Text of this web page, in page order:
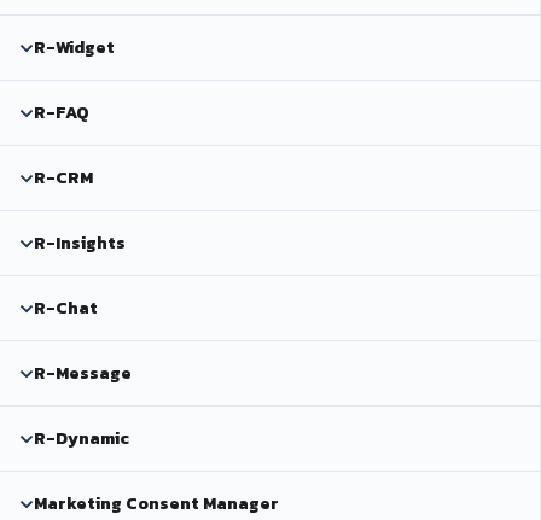
R-Widget
R-FAQ
R-CRM
R-Insights
R-Chat
R-Message
R-Dynamic
Marketing Consent Manager